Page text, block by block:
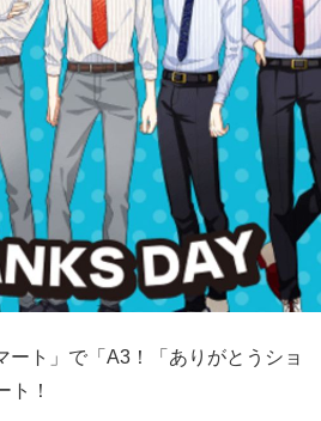
ト」で「A3！「ありがとうショ
ト！